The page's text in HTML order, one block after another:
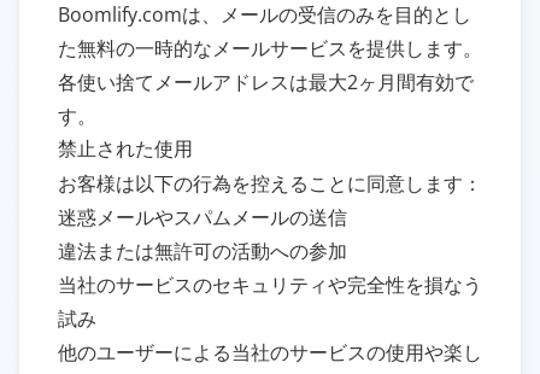
Boomlify.comは、メールの受信のみを目的とし
た無料の一時的なメールサービスを提供します。
各使い捨てメールアドレスは最大2ヶ月間有効で
す。
禁止された使用
お客様は以下の行為を控えることに同意します：
迷惑メールやスパムメールの送信
違法または無許可の活動への参加
当社のサービスのセキュリティや完全性を損なう
試み
他のユーザーによる当社のサービスの使用や楽し